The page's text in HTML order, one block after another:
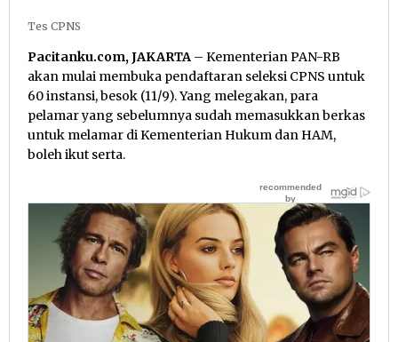
Tes CPNS
Pacitanku.com, JAKARTA – Kementerian PAN-RB
akan mulai membuka pendaftaran seleksi CPNS untuk
60 instansi, besok (11/9). Yang melegakan, para
pelamar yang sebelumnya sudah memasukkan berkas
untuk melamar di Kementerian Hukum dan HAM,
boleh ikut serta.